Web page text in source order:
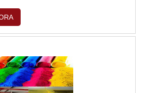
corte a laser, é fundamental
os profissionais da Interface, a
excelente custo-benefício com
DETALHES SOBRE CORTE A
centraliza sua estratégia
aos clientes uma estrutura com